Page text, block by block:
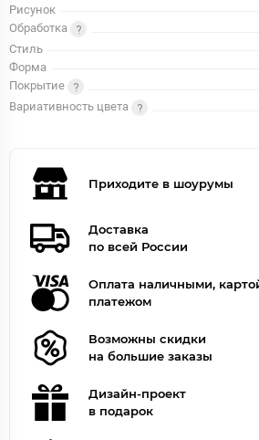
Рисунок
Обработка
Стиль
Форма
Покрытие
Вариативность цвета
Приходите в шоурумы
Доставка
по всей России
Оплата наличными,
платежом
Возможны скидки
на большие заказы
Дизайн-проект
в подарок